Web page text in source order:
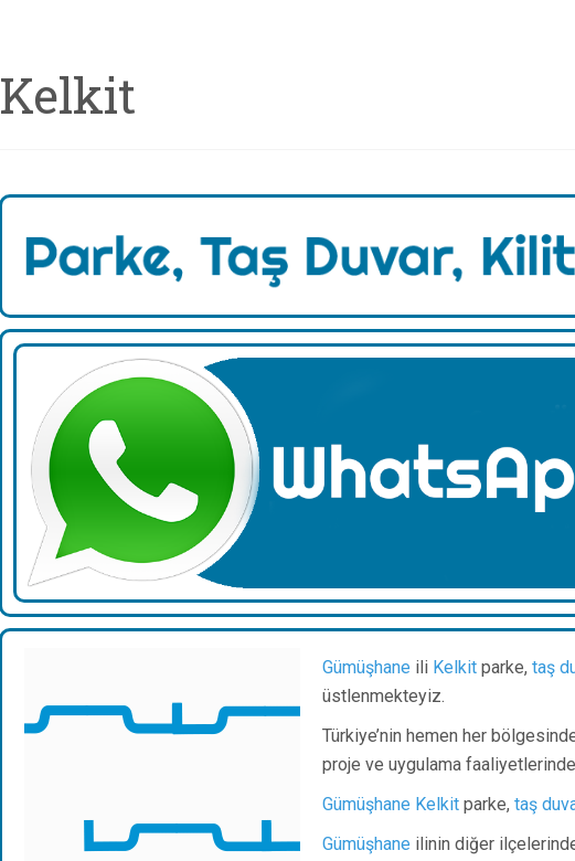
Kelkit
Gümüşhane ili Kelkit parke, taş
üstlenmekteyiz.
Türkiye’nin hemen her
proje ve uygulama
Gümüşhane Kelkit parke, taş
Gümüşhane ilinin diğer